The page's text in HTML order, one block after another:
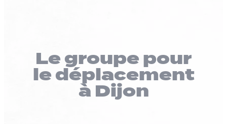
Le groupe pour
le déplacement
à Dijon